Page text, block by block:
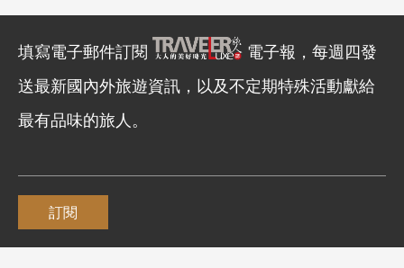
填寫電子郵件訂閱
電子報，每週四發
送最新國內外旅遊資訊，以及不定期特殊活動獻給
最有品味的旅人。
訂閱